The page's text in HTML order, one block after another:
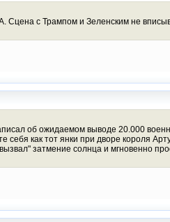
с Трампом и Зеленским не
об ожидаемом выводе 20.000
как тот янки при дворе короля
затмение солнца и мгновенно